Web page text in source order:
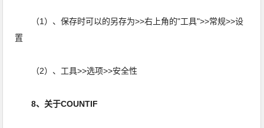
（1）、保存时可以的另存为>>右上角的"工具">>常规>>设
置
（2）、工具>>选项>>安全性
8、关于COUNTIF